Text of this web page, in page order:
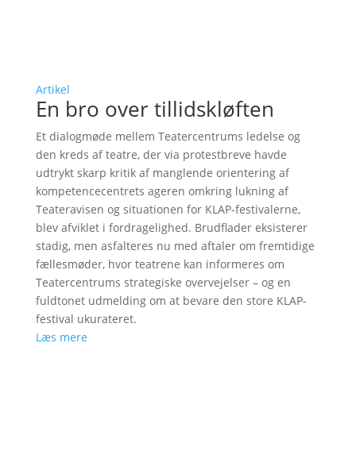
Artikel
En bro over tillidskløften
Et dialogmøde mellem Teatercentrums ledelse og
den kreds af teatre, der via protestbreve havde
udtrykt skarp kritik af manglende orientering af
kompetencecentrets ageren omkring lukning af
Teateravisen og situationen for KLAP-festivalerne,
blev afviklet i fordragelighed. Brudflader eksisterer
stadig, men asfalteres nu med aftaler om fremtidige
fællesmøder, hvor teatrene kan informeres om
Teatercentrums strategiske overvejelser – og en
fuldtonet udmelding om at bevare den store KLAP-
festival ukurateret.
Læs mere